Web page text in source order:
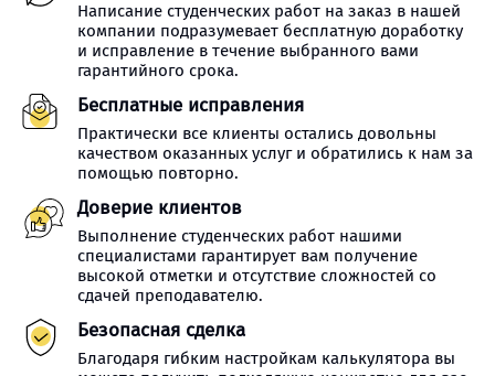
Написание студенческих работ на заказ в нашей
компании подразумевает бесплатную доработку
и исправление в течение выбранного вами
гарантийного срока.
Бесплатные исправления
Практически все клиенты остались довольны
качеством оказанных услуг и обратились к нам за
помощью повторно.
Доверие клиентов
Выполнение студенческих работ нашими
специалистами гарантирует вам получение
высокой отметки и отсутствие сложностей со
сдачей преподавателю.
Безопасная сделка
Благодаря гибким настройкам калькулятора вы